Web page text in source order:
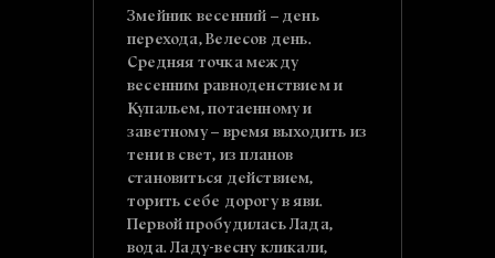
Змейник весенний – день
перехода, Велесов день.
Средняя точка между
весенним равноденствием и
Купальем, потаенному и
заветному – время выходить из
тени в свет, из планов
становиться действием,
торить себе дорогу в яви.
Первой пробудилась Лада,
вода. Ладу-весну кликали,